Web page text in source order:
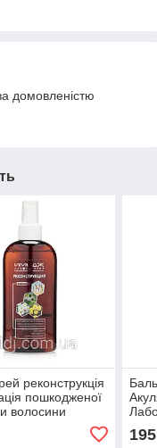
домовленістю
реконструкція
пошкодженої
волосини
195